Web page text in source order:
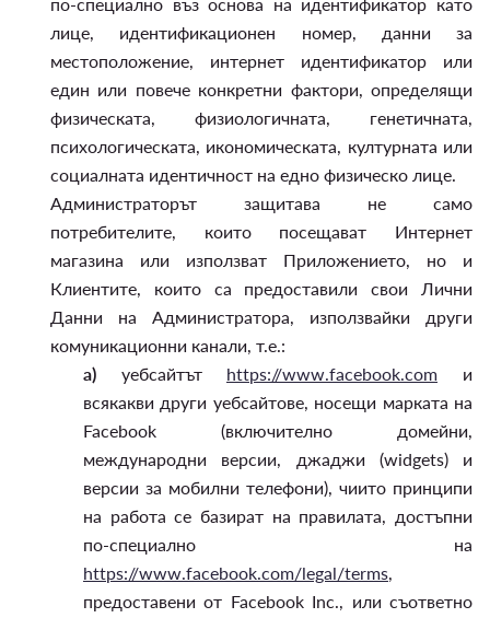
лице, идентификационен номер, данни за
местоположение, интернет идентификатор или
един или повече конкретни фактори, определящи
физическата, физиологичната, генетичната,
психологическата, икономическата, културната или
социалната идентичност на едно физическо лице.
Администраторът защитава не само
потребителите, които посещават Интернет
магазина или използват Приложението, но и
Клиентите, които са предоставили свои Лични
Данни на Администратора, използвайки други
комуникационни канали, т.е.:
а) уебсайтът https://www.facebook.com и
всякакви други уебсайтове, носещи марката на
Facebook (включително домейни,
международни версии, джаджи (widgets) и
версии за мобилни телефони), чиито принципи
на работа се базират на правилата, достъпни
по-специално на
https://www.facebook.com/legal/terms,
предоставени от Facebook Inc., или съответно